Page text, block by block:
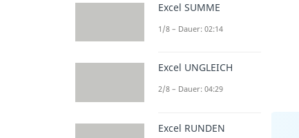
Excel SUMME
1/8 – Dauer: 02:14
Excel UNGLEICH
2/8 – Dauer: 04:29
Excel RUNDEN